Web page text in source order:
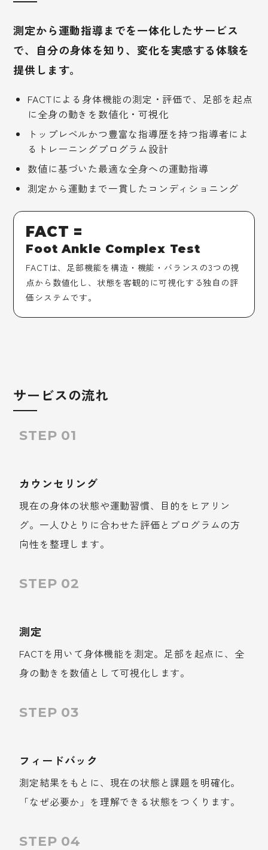
ReMOV LABについて
企業情報
ご予約
お問い合わせ
測定から運動指導までを一体化したサービス
で、自分の身体を知り、変化を実感する体験を
提供します。
FACTによる身体機能の測定・評価で、足部を起点
に全身の動きを数値化・可視化
トップレベルかつ豊富な指導歴を持つ指導者によ
るトレーニングプログラム設計
数値に基づいた最適な全身への運動指導
測定から運動まで一貫したコンディショニング
FACT =
Foot Ankle Complex Test
FACTは、足部機能を構造・機能・バランスの3つの視
点から数値化し、状態を客観的に可視化する独自の評
価システムです。
サービスの流れ
STEP 01
カウンセリング
現在の身体の状態や運動習慣、目的をヒアリン
グ。一人ひとりに合わせた評価とプログラムの方
向性を整理します。
STEP 02
測定
FACTを用いて身体機能を測定。足部を起点に、全
身の動きを数値として可視化します。
STEP 03
フィードバック
測定結果をもとに、現在の状態と課題を明確化。
「なぜ必要か」を理解できる状態をつくります。
STEP 04